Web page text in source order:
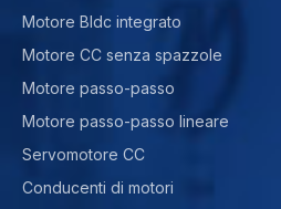
Motore Bldc integrato
Motore CC senza spazzole
Motore passo-passo
Motore passo-passo lineare
Servomotore CC
Conducenti di motori